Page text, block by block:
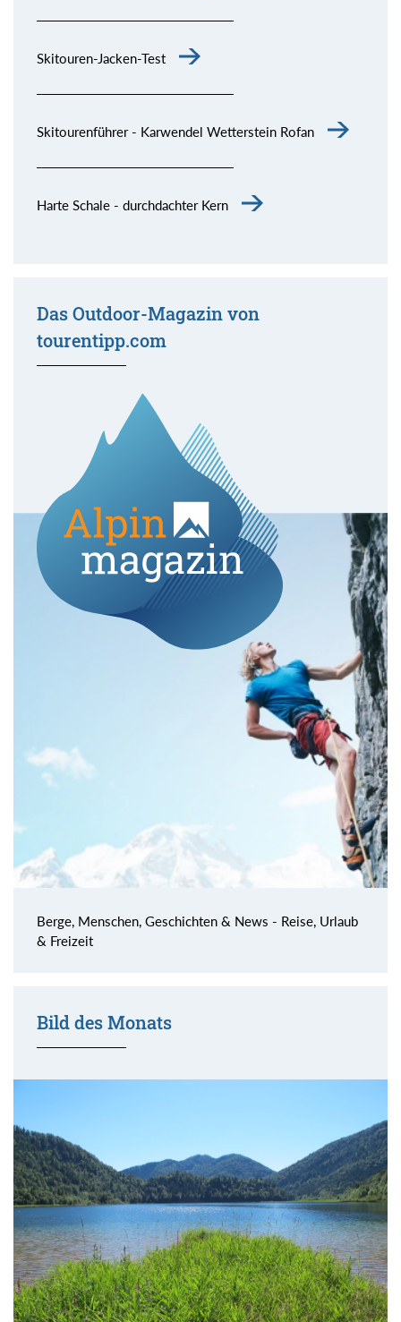
Skitouren-Jacken-Test
Skitourenführer - Karwendel Wetterstein Rofan
Harte Schale - durchdachter Kern
Das Outdoor-Magazin von
tourentipp.com
Berge, Menschen, Geschichten & News - Reise, Urlaub
& Freizeit
Bild des Monats